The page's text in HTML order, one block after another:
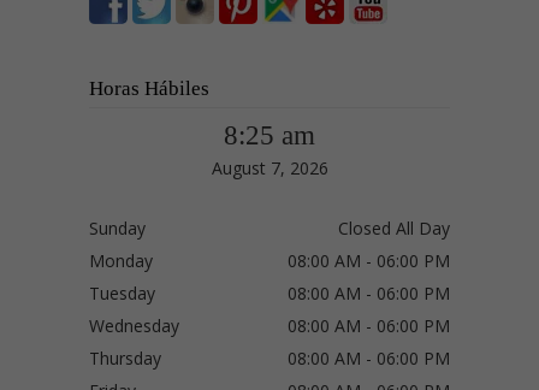
Horas Hábiles
8:25 am
August 7, 2026
Sunday
Closed All Day
Monday
08:00 AM - 06:00 PM
Tuesday
08:00 AM - 06:00 PM
Wednesday
08:00 AM - 06:00 PM
Thursday
08:00 AM - 06:00 PM